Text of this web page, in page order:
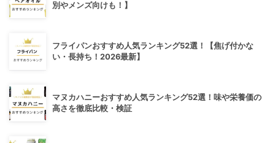
別やメンズ向けも！】
フライパンおすすめ人気ランキング52選！【焦げ付かな
い・長持ち！2026最新】
マヌカハニーおすすめ人気ランキング52選！味や栄養価の
高さを徹底比較・検証